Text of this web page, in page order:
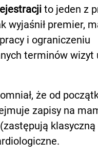
to jeden z
wyjaśnił premier,
i ograniczeniu
terminów wizyt
że od
zapisy na